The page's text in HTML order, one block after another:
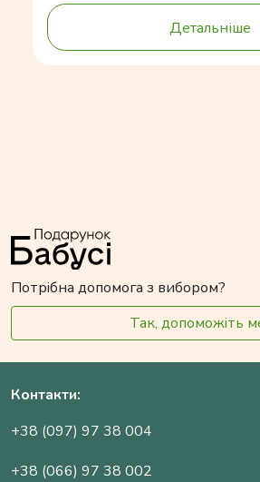
Детальніше
Потрібна допомога з вибором?
Так, допоможіть
Контакти:
+38 (097) 97 38 004
+38 (066) 97 38 002